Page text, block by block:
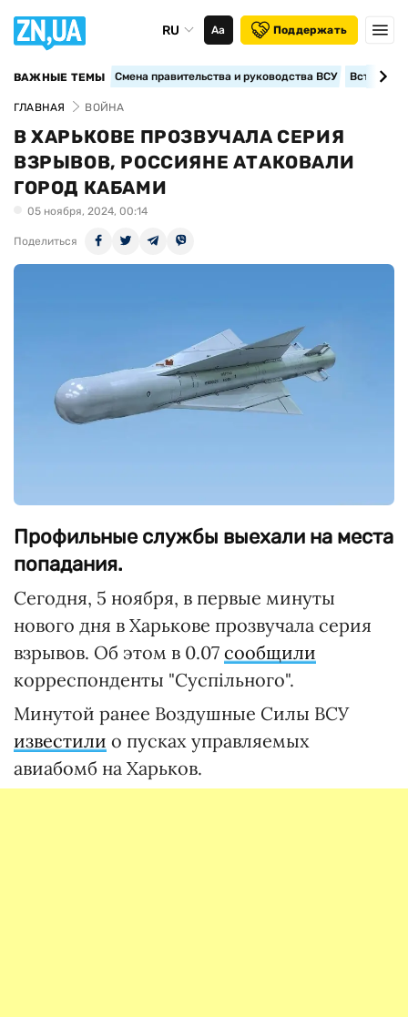
RU Аа Поддержать
ВАЖНЫЕ ТЕМЫ Смена правительства и руководства ВСУ
ГЛАВНАЯ ВОЙНА
В ХАРЬКОВЕ ПРОЗВУЧАЛА СЕРИЯ
ВЗРЫВОВ, РОССИЯНЕ АТАКОВАЛИ
ГОРОД КАБАМИ
05 ноября, 2024, 00:14
Поделиться
Профильные службы выехали на места
попадания.
Сегодня, 5 ноября, в первые минуты
нового дня в Харькове прозвучала серия
взрывов. Об этом в 0.07 сообщили
корреспонденты "Суспільного".
Минутой ранее Воздушные Силы ВСУ
известили о пусках управляемых
авиабомб на Харьков.